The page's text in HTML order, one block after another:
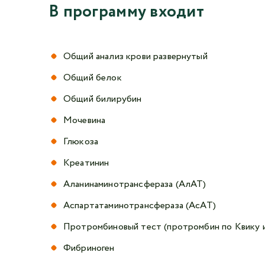
В программу входит
Общий анализ крови развернутый
Общий белок
Общий билирубин
Мочевина
Глюкоза
Креатинин
Аланинаминотрансфераза (АлАТ)
Аспартатаминотрансфераза (АсАТ)
Протромбиновый тест (протромбин по
Фибриноген